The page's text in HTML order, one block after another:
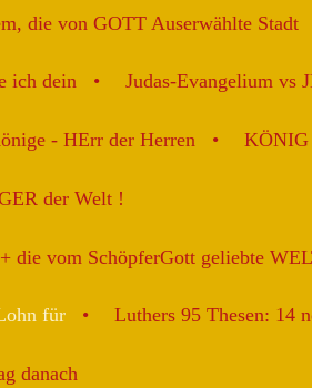
die von GOTT Auserwählte Stadt
ich dein Judas-Evangelium vs
- HErr der Herren KÖNIG
der Welt !
die vom SchöpferGott geliebte
für Luthers 95 Thesen: 14
danach